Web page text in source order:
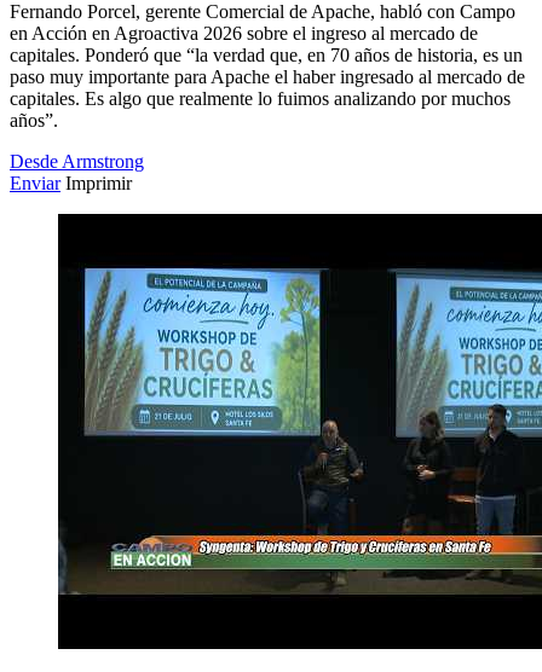
Fernando Porcel, gerente Comercial de Apache, habló con Campo
en Acción en Agroactiva 2026 sobre el ingreso al mercado de
capitales. Ponderó que “la verdad que, en 70 años de historia, es un
paso muy importante para Apache el haber ingresado al mercado de
capitales. Es algo que realmente lo fuimos analizando por muchos
años”.
Desde Armstrong
Enviar Imprimir